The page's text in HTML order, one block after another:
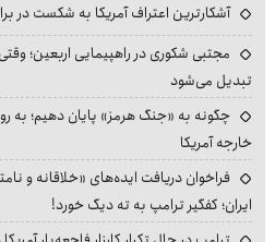
آشکارترین اعتراف آمریکا به شکست در
مجتبی شکوری در راهپیمایی اربعین؛
تبدیل می‌شود
چگونه به «جنگ هرمز» پایان دهیم؛ به
خارجه آمریکا
فراخوان دریافت ایده‌های «خلاقانه و
ایران؛ کفگیر ترامپ به ته دیگ خورد!